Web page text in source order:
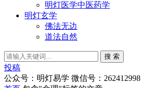
明灯医学中医药学
明灯玄学
佛法无边
道法自然
搜 索
投稿
公众号：明灯易学 微信号：262412998